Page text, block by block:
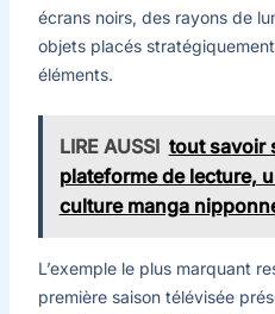
écrans noirs, des rayons de
objets placés
éléments.
LIRE AUSSI tout savoir
plateforme de lecture,
culture manga
L’exemple le plus marquant
première saison télévisée